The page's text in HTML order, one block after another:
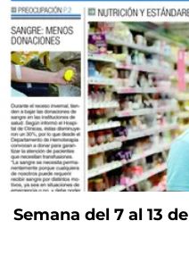
Semana del 7 al 13